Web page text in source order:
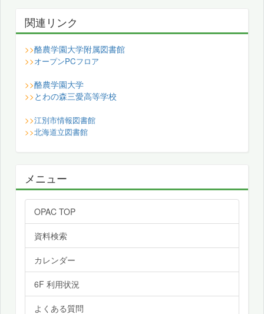
関連リンク
>>酪農学園大学附属図書館
>>オープンPCフロア
>>酪農学園大学
>> とわの森三愛高等学校
>>江別市情報図書館
>>北海道立図書館
メニュー
OPAC TOP
資料検索
カレンダー
6F 利用状況
よくある質問